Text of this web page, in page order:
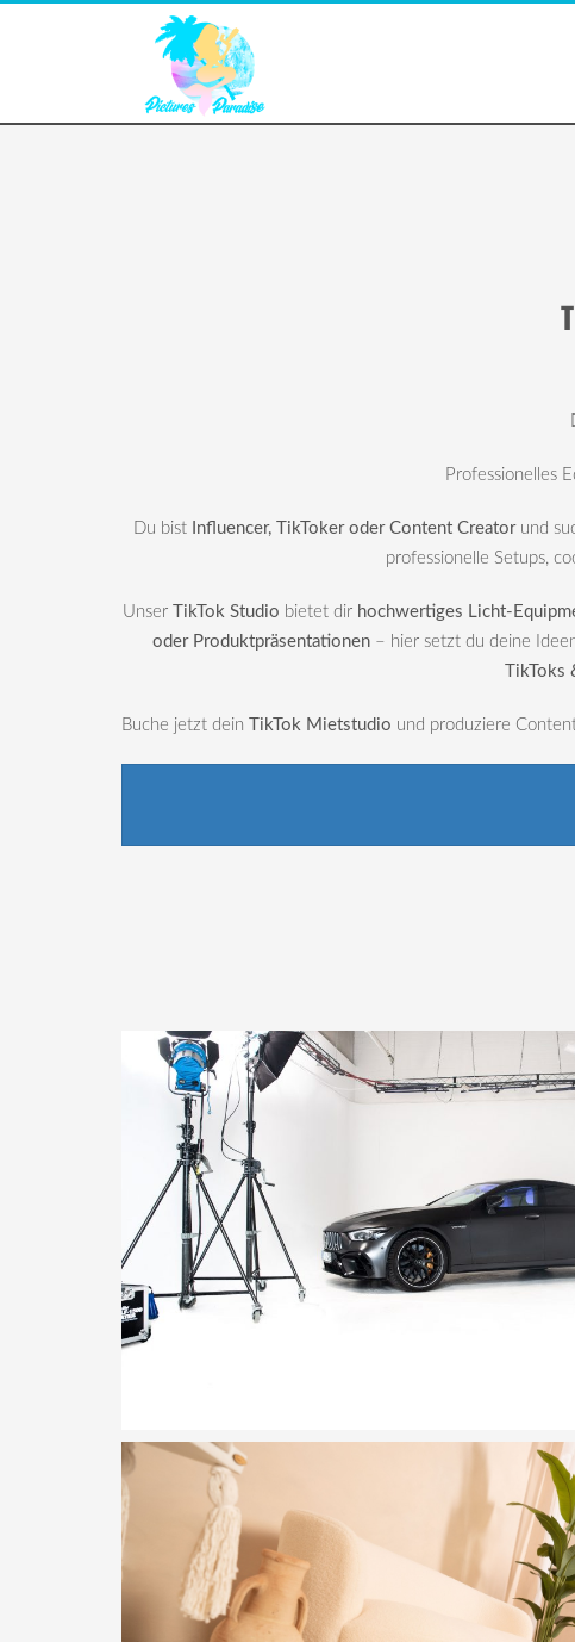
Professionelles
Du bist Influencer, TikToker oder Content Creatorund
professionelle Setups,
Unser TikTok Studio bietet dir hochwertiges Licht-
oder Produktpräsentationen – hier setzt du deine
TikToks
Buche jetzt dein TikTok Mietstudio und produziere